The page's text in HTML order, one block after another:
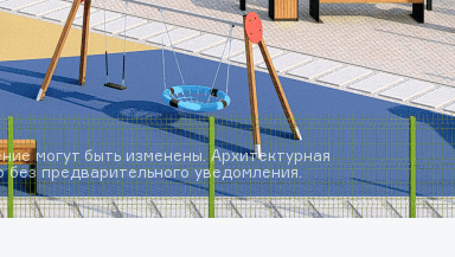
могут быть изменены. Архитектурная
предварительного уведомления.